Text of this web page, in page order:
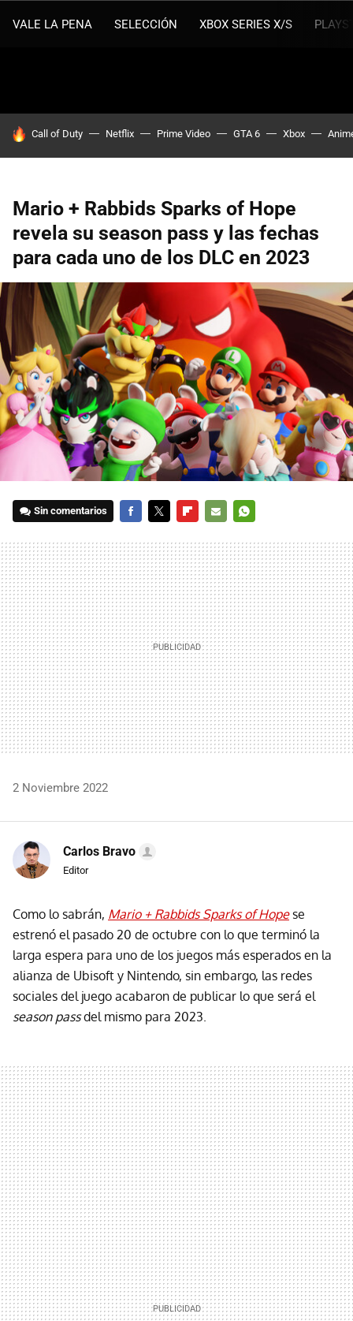
VALE LA PENA SELECCIÓN XBOX SERIES X/S
HOY SE HABLA DE
Call of Duty Netflix Prime Video GTA 6 Xbox
Mario + Rabbids Sparks of Hope
revela su season pass y las fechas
para cada uno de los DLC en 2023
Sin comentarios
MAIL
2 Noviembre 2022
Carlos Bravo
Editor
Como lo sabrán, Mario + Rabbids Sparks of Hopese
estrenó el pasado 20 de octubre con lo que terminó la
larga espera para uno de los juegos más esperados en la
alianza de Ubisoft y Nintendo, sin embargo, las redes
sociales del juego acabaron de publicar lo que será el
season passdel mismo para 2023.